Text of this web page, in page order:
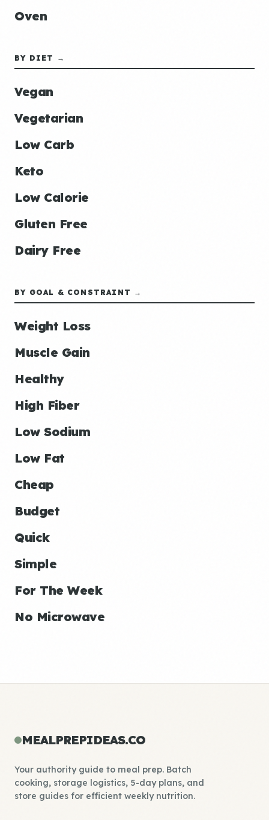
Oven
BY DIET →
Vegan
Vegetarian
Low Carb
Keto
Low Calorie
Gluten Free
Dairy Free
BY GOAL & CONSTRAINT →
Weight Loss
Muscle Gain
Healthy
High Fiber
Low Sodium
Low Fat
Cheap
Budget
Quick
Simple
For The Week
No Microwave
MEALPREPIDEAS.CO
Your authority guide to meal prep. Batch
cooking, storage logistics, 5-day plans, and
store guides for efficient weekly nutrition.